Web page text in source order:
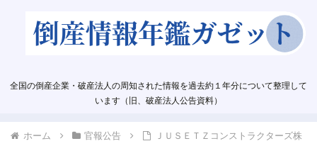
全国の倒産企業・破産法人の周知された情報を過去約１年分について整理して
います（旧、破産法人公告資料）
ホーム 官報公告
ＪＵＳＥＴＺコンストラクターズ株